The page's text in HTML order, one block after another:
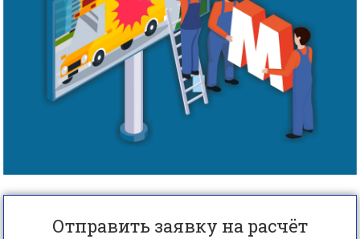
Отправить заявку на расчёт